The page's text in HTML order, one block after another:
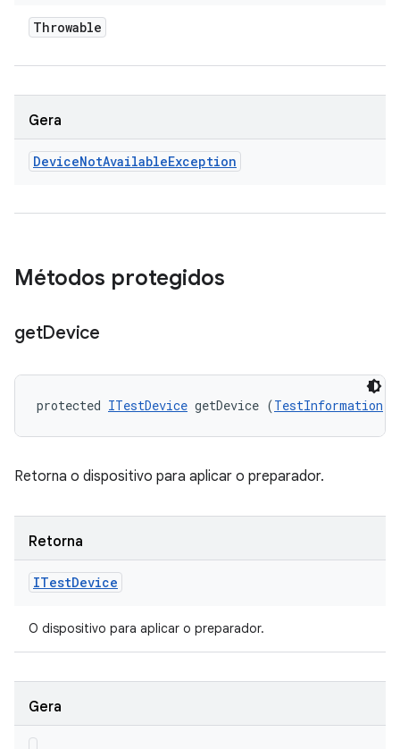
Throwable
Gera
DeviceNotAvailableException
Métodos protegidos
getDevice
protected ITestDevice getDevice (TestInformation
Retorna o dispositivo para aplicar o preparador.
Retorna
ITestDevice
O dispositivo para aplicar o preparador.
Gera